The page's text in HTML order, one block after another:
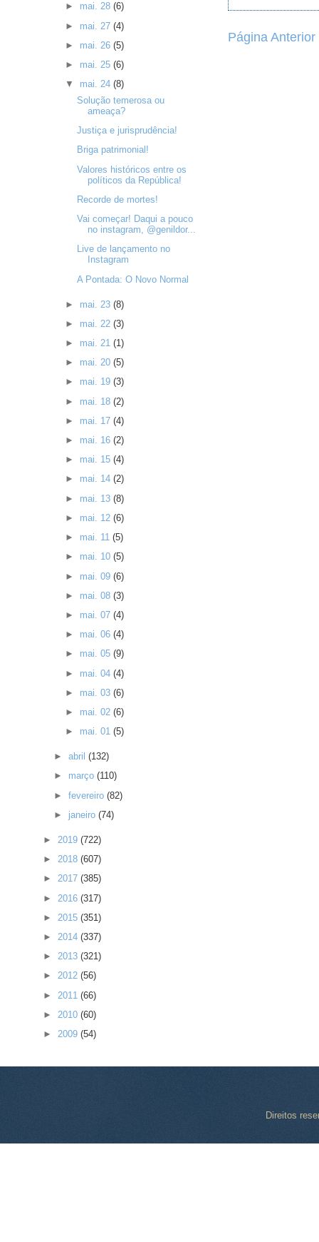
Página Anterior
► mai. 28 (6)
► mai. 27 (4)
► mai. 26 (5)
► mai. 25 (6)
▼ mai. 24 (8)
Solução temerosa ou
ameaça?
Justiça e jurisprudência!
Briga patrimonial!
Valores históricos entre os
políticos da República!
Recorde de mortes!
Vai começar! Daqui a pouco
no instagram, @genildor...
Live de lançamento no
Instagram
A Pontada: O Novo Normal
► mai. 23 (8)
► mai. 22 (3)
► mai. 21 (1)
► mai. 20 (5)
► mai. 19 (3)
► mai. 18 (2)
► mai. 17 (4)
► mai. 16 (2)
► mai. 15 (4)
► mai. 14 (2)
► mai. 13 (8)
► mai. 12 (6)
► mai. 11 (5)
► mai. 10 (5)
► mai. 09 (6)
► mai. 08 (3)
► mai. 07 (4)
► mai. 06 (4)
► mai. 05 (9)
► mai. 04 (4)
► mai. 03 (6)
► mai. 02 (6)
► mai. 01 (5)
►abril(132)
► março(110)
►fevereiro(82)
► janeiro(74)
► 2019 (722)
► 2018 (607)
► 2017 (385)
► 2016 (317)
► 2015 (351)
► 2014 (337)
► 2013 (321)
► 2012 (56)
► 2011 (66)
► 2010 (60)
► 2009 (54)
Direitos